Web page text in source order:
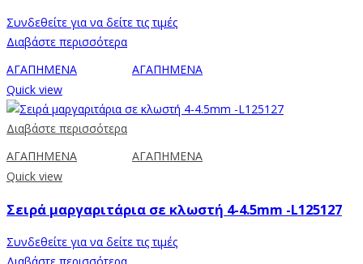
Συνδεθείτε για να δείτε τις τιμές
Διαβάστε περισσότερα
ΑΓΑΠΗΜΕΝΑ
ΑΓΑΠΗΜΕΝΑ
Quick view
Διαβάστε περισσότερα
ΑΓΑΠΗΜΕΝΑ
ΑΓΑΠΗΜΕΝΑ
Quick view
Σειρά μαργαριτάρια σε κλωστή 4-4.5mm -L125127
Συνδεθείτε για να δείτε τις τιμές